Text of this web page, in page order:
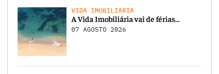
VIDA IMOBILIÁRIA
A Vida Imobiliária vai de férias…
07 AGOSTO 2026